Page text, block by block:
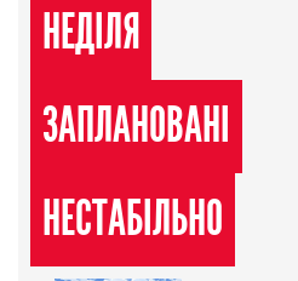
НЕДІЛЯ
ЗАПЛАНОВАНІ
НЕСТАБІЛЬНО